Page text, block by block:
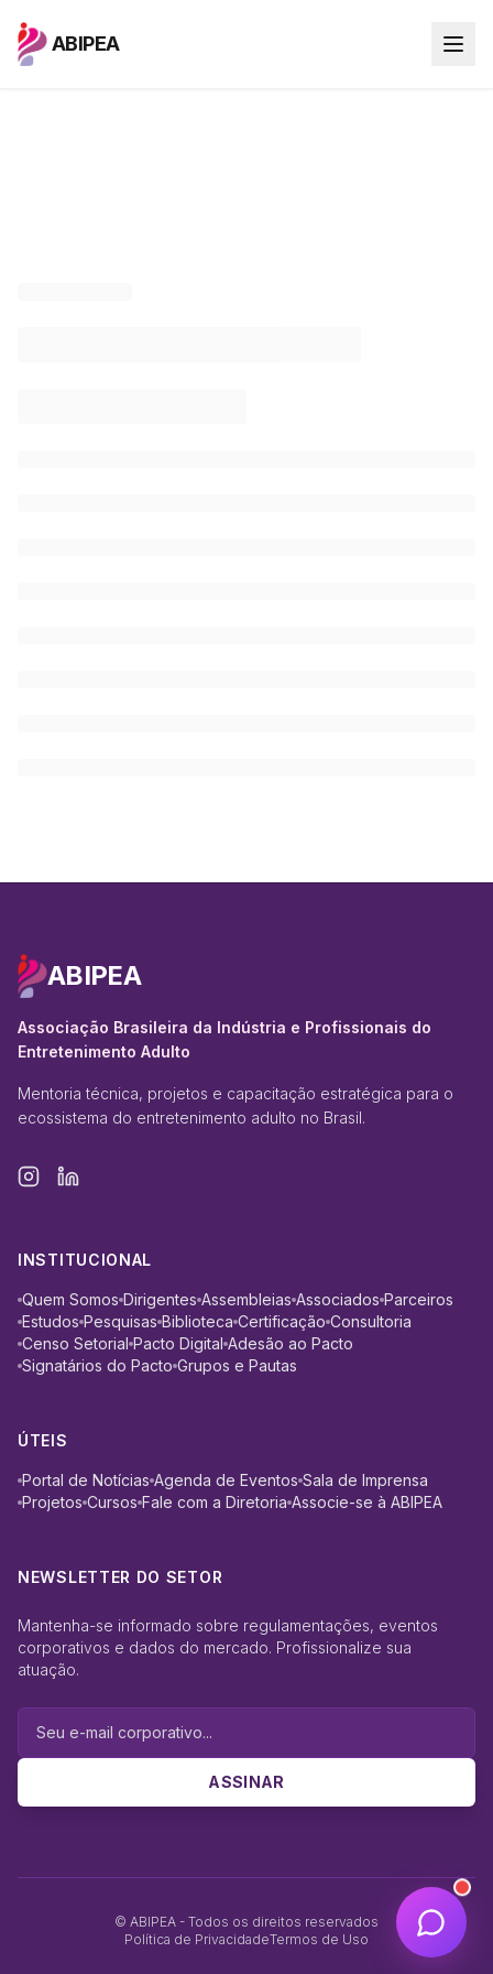
ABIPEA
ABIPEA
Associação Brasileira da Indústria e Profissionais do
Entretenimento Adulto
Mentoria técnica, projetos e capacitação estratégica para o
ecossistema do entretenimento adulto no Brasil.
INSTITUCIONAL
Quem Somos Dirigentes Assembleias Associados Parceiros
Estudos Pesquisas Biblioteca Certificação Consultoria
Censo Setorial Pacto Digital Adesão ao Pacto
Signatários do Pacto Grupos e Pautas
ÚTEIS
Portal de Notícias Agenda de Eventos Sala de Imprensa
Projetos Cursos Fale com a Diretoria Associe-se à ABIPEA
NEWSLETTER DO SETOR
Mantenha-se informado sobre regulamentações, eventos
corporativos e dados do mercado. Profissionalize sua
atuação.
ASSINAR
© ABIPEA - Todos os direitos reservados
Política de PrivacidadeTermos de Uso